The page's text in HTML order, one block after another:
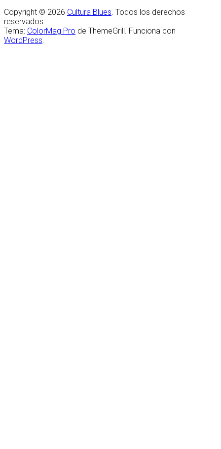
Copyright © 2026 Cultura Blues . Todos los derechos
reservados.
Tema: ColorMag Pro de ThemeGrill. Funciona con
WordPress